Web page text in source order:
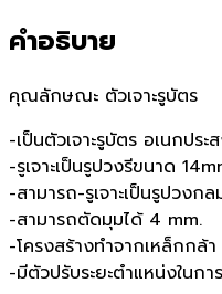
คำอธิบาย
คุณลักษณะ ตัวเจาะรูบัตร
-เป็นตัวเจาะรูบัตร อเนกปร
-รูเจาะเป็นรูปวงรีขนาด
-สามารถ-รูเจาะเป็นรูปวงก
-สามารถตัดมุมได้ 4 mm.
-โครงสร้างทำจากเหล็กกล้
-มีตัวปรับระยะตำแหน่งในการ